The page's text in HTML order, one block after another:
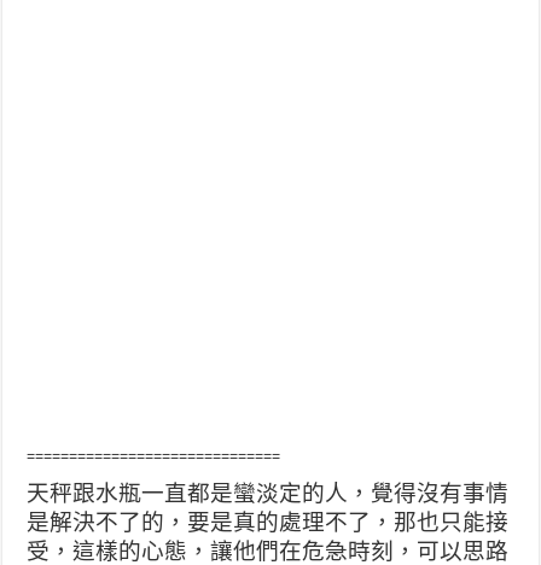
==============================
天秤跟水瓶一直都是蠻淡定的人，覺得沒有事情
是解決不了的，要是真的處理不了，那也只能接
受，這樣的心態，讓他們在危急時刻，可以思路